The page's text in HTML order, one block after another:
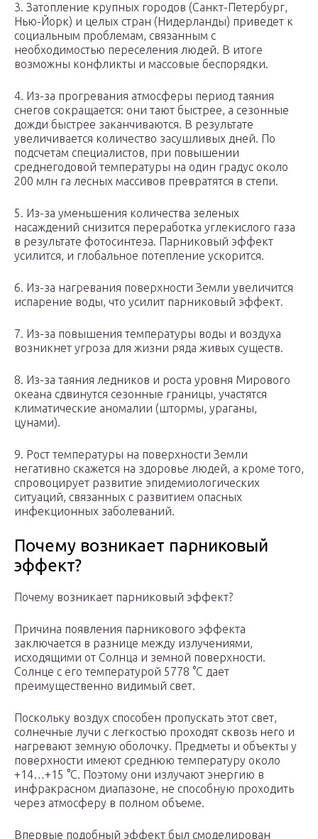
3. Затопление крупных городов (Санкт-Петербург,
Нью-Йорк) и целых стран (Нидерланды) приведет к
социальным проблемам, связанным с
необходимостью переселения людей. В итоге
возможны конфликты и массовые беспорядки.
4. Из-за прогревания атмосферы период таяния
снегов сокращается: они тают быстрее, а сезонные
дожди быстрее заканчиваются. В результате
увеличивается количество засушливых дней. По
подсчетам специалистов, при повышении
среднегодовой температуры на один градус около
200 млн га лесных массивов превратятся в степи.
5. Из-за уменьшения количества зеленых
насаждений снизится переработка углекислого газа
в результате фотосинтеза. Парниковый эффект
усилится, и глобальное потепление ускорится.
6. Из-за нагревания поверхности Земли увеличится
испарение воды, что усилит парниковый эффект.
7. Из-за повышения температуры воды и воздуха
возникнет угроза для жизни ряда живых существ.
8. Из-за таяния ледников и роста уровня Мирового
океана сдвинутся сезонные границы, участятся
климатические аномалии (штормы, ураганы,
цунами).
9. Рост температуры на поверхности Земли
негативно скажется на здоровье людей, а кроме того,
спровоцирует развитие эпидемиологических
ситуаций, связанных с развитием опасных
инфекционных заболеваний.
Почему возникает парниковый
эффект?
Почему возникает парниковый эффект?
Причина появления парникового эффекта
заключается в разнице между излучениями,
исходящими от Солнца и земной поверхности.
Солнце с его температурой 5778 °С дает
преимущественно видимый свет.
Поскольку воздух способен пропускать этот свет,
солнечные лучи с легкостью проходят сквозь него и
нагревают земную оболочку. Предметы и объекты у
поверхности имеют среднюю температуру около
+14…+15 °С. Поэтому они излучают энергию в
инфракрасном диапазоне, не способную проходить
через атмосферу в полном объеме.
Впервые подобный эффект был смоделирован